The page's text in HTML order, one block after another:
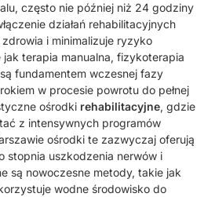
często nie później niż 24 godziny
działań rehabilitacyjnych
i minimalizuje ryzyko
jak terapia manualna, fizykoterapia
fundamentem wczesnej fazy
w procesie powrotu do pełnej
ośrodki rehabilitacyjne, gdzie
z intensywnych programów
ośrodki te zazwyczaj oferują
stopnia uszkodzenia nerwów i
są nowoczesne metody, takie jak
wodne środowisko do